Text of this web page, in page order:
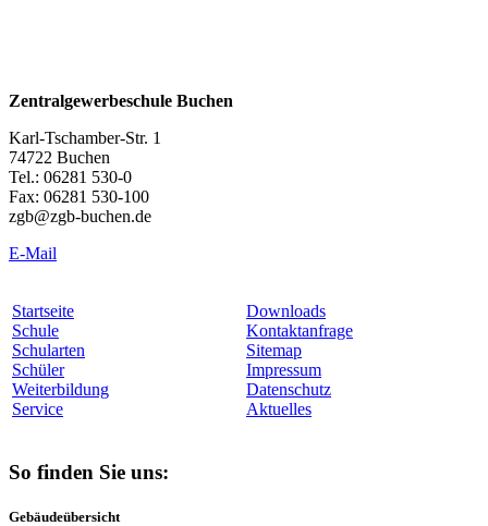
Zentralgewerbeschule Buchen
Karl-Tschamber-Str. 1
74722 Buchen
Tel.: 06281 530-0
Fax: 06281 530-100
zgb@zgb-buchen.de
E-Mail
Startseite
Schule
Schularten
Schüler
Weiterbildung
Service
Downloads
Kontaktanfrage
Sitemap
Impressum
Datenschutz
Aktuelles
So finden Sie uns:
Gebäudeübersicht